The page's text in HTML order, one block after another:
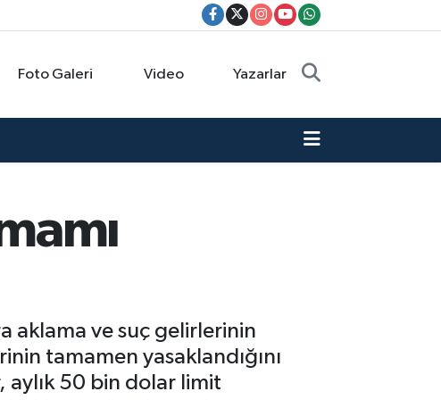
Foto Galeri Video Yazarlar
aklama ve suç gelirlerinin
tamamen yasaklandığını
aylık 50 bin dolar limit